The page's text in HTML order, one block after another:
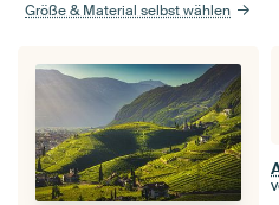
Größe & Material selbst wählen